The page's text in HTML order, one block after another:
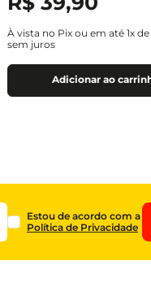
À vista no Pix ou em até 1x de
sem juros
Adicionar ao
Estou de acordo com a
Política de Privacidade